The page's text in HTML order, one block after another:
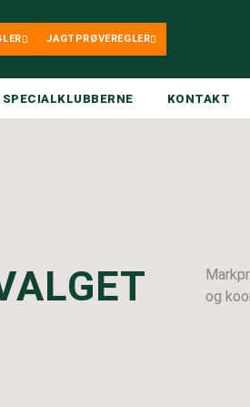
JAGTPRØVEREGLER
SPECIALKLUBBERNE KONTAKT
og